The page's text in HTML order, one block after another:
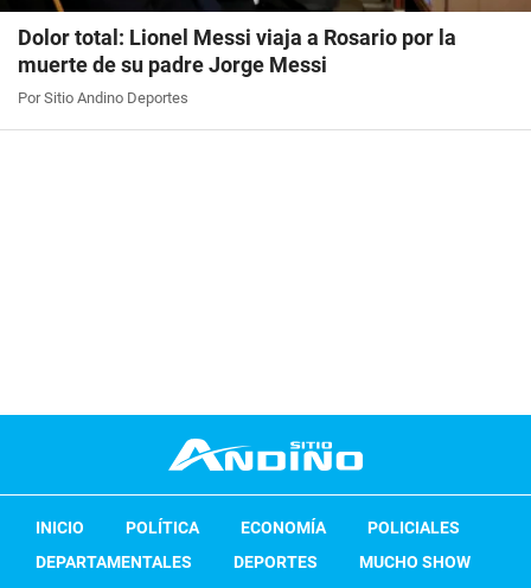
Dolor total: Lionel Messi viaja a Rosario por la
muerte de su padre Jorge Messi
Por Sitio Andino Deportes
INICIO POLÍTICA ECONOMÍA
POLICIALES
DEPARTAMENTALES
DEPORTES
MUCHO SHOW